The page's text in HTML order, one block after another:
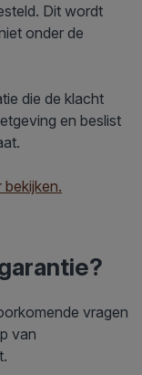
Dit wordt
onder de
die de klacht
en beslist
vragen
van